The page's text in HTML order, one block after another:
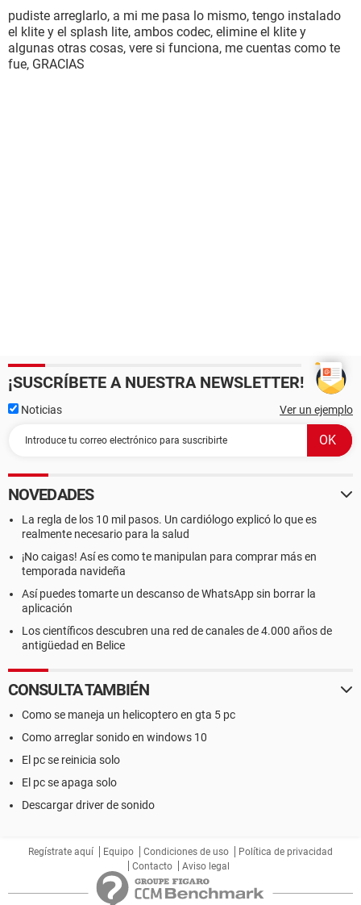
pudiste arreglarlo, a mi me pasa lo mismo, tengo instalado
el klite y el splash lite, ambos codec, elimine el klite y
algunas otras cosas, vere si funciona, me cuentas como te
fue, GRACIAS
¡SUSCRÍBETE A NUESTRA NEWSLETTER!
Noticias Ver un ejemplo
NOVEDADES
La regla de los 10 mil pasos. Un cardiólogo explicó lo que es
realmente necesario para la salud
¡No caigas! Así es como te manipulan para comprar más en
temporada navideña
Así puedes tomarte un descanso de WhatsApp sin borrar la
aplicación
Los científicos descubren una red de canales de 4.000 años de
antigüedad en Belice
CONSULTA TAMBIÉN
Como se maneja un helicoptero en gta 5 pc
Como arreglar sonido en windows 10
El pc se reinicia solo
El pc se apaga solo
Descargar driver de sonido
Regístrate aquí Equipo Condiciones de uso
Política de privacidad
Contacto
Aviso legal